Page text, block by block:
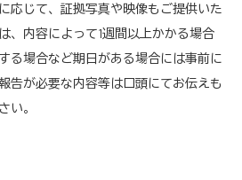
応じて、証拠写真や映像もご提供いた
、内容によって1週間以上かかる場合
る場合など期日がある場合には事前に
告が必要な内容等は口頭にてお伝えも
い。